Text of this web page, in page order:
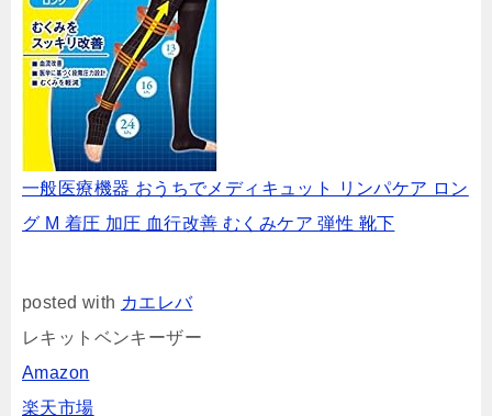
一般医療機器 おうちでメディキュット リンパケア ロン
グ M 着圧 加圧 血行改善 むくみケア 弾性 靴下
posted with カエレバ
レキットベンキーザー
Amazon
楽天市場